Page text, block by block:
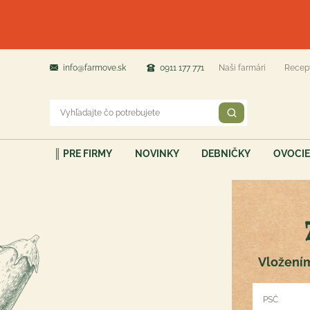
info@farmove.sk 0911 177 771 Naši farmári
║ PRE FIRMY NOVINKY DEBNIČKY